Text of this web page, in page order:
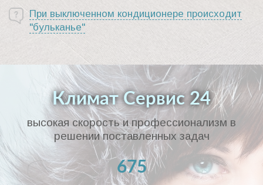
При выключенном кондиционере происходит
"бульканье"
Климат Сервис 24
высокая скорость и профессионализм в
решении поставленных задач
675